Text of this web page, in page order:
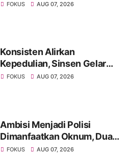
Warga Diminta Waspada
FOKUS AUG 07, 2026
Konsisten Alirkan
Kepedulian, Sinsen Gelar
Donor Darah ke-23 dalam
FOKUS AUG 07, 2026
Ambisi Menjadi Polisi
Dimanfaatkan Oknum, Dua
Anggota Polda Jambi Diduga
FOKUS AUG 07, 2026